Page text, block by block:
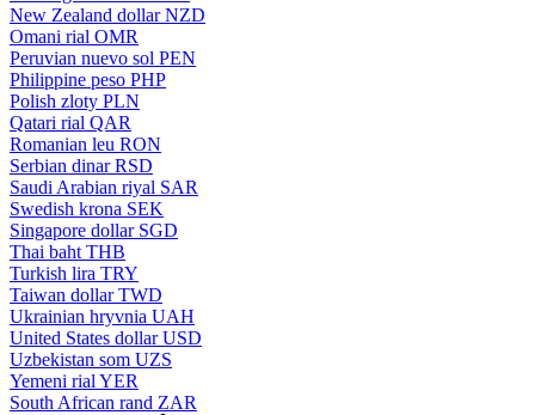
New Zealand dollar NZD
Omani rial OMR
Peruvian nuevo sol PEN
Philippine peso PHP
Polish zloty PLN
Qatari rial QAR
Romanian leu RON
Serbian dinar RSD
Saudi Arabian riyal SAR
Swedish krona SEK
Singapore dollar SGD
Thai baht THB
Turkish lira TRY
Taiwan dollar TWD
Ukrainian hryvnia UAH
United States dollar USD
Uzbekistan som UZS
Yemeni rial YER
South African rand ZAR